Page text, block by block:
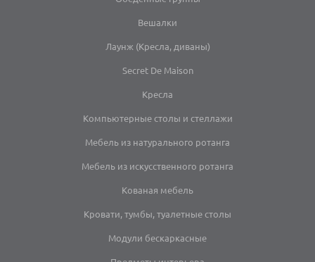
Вешалки
Лаунж (Кресла, диваны)
Secret De Maison
Кресла
Компьютерные столы и стеллажи
Мебель из натурального ротанга
Мебель из искусственного ротанга
Кованая мебель
Кровати, тумбы, туалетные столы
Модули бескаркасные